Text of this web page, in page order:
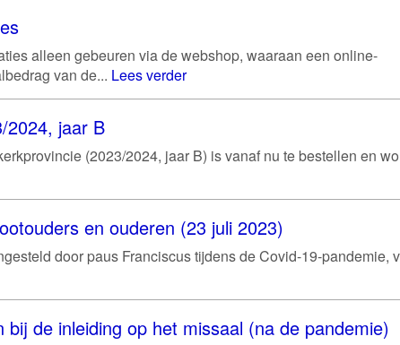
alleen gebeuren via de webshop, waaraan een online-
van de... Lees verder
2024, jaar B
(2023/2024, jaar B) is vanaf nu te bestellen en
en ouderen (23 juli 2023)
door paus Franciscus tijdens de Covid-19-pandemie,
de inleiding op het missaal (na de pandemie)